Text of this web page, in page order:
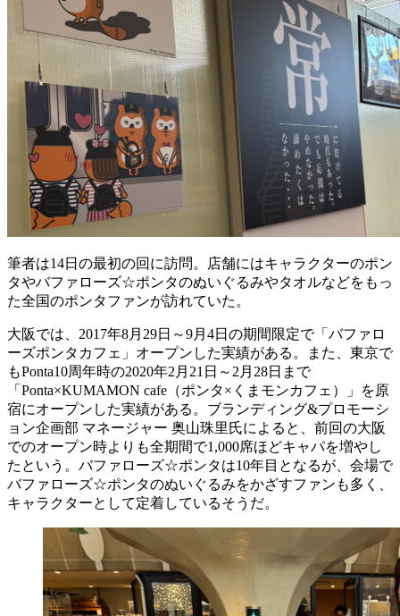
筆者は14日の最初の回に訪問。店舗にはキャラクターのポン
タやバファローズ☆ポンタのぬいぐるみやタオルなどをもっ
た全国のポンタファンが訪れていた。
大阪では、2017年8月29日～9月4日の期間限定で「バファロ
ーズポンタカフェ」オープンした実績がある。また、東京で
もPonta10周年時の2020年2月21日～2月28日まで
「Ponta×KUMAMON cafe（ポンタ×くまモンカフェ）」を原
宿にオープンした実績がある。ブランディング&プロモーシ
ョン企画部 マネージャー 奥山珠里氏によると、前回の大阪
でのオープン時よりも全期間で1,000席ほどキャパを増やし
たという。バファローズ☆ポンタは10年目となるが、会場で
バファローズ☆ポンタのぬいぐるみをかざすファンも多く、
キャラクターとして定着しているそうだ。